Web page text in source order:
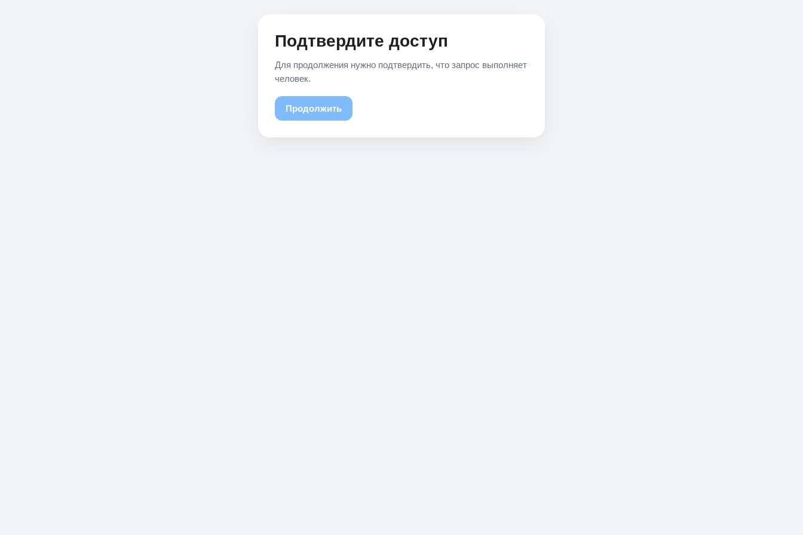
Подтвердите доступ
Для продолжения нужно подтвердить, что запрос выполняет
человек.
Продолжить